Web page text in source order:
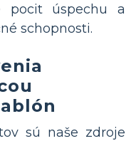
pocit úspechu a
schopnosti.
sú naše zdroje